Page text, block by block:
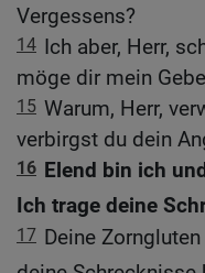
Vergessens?
14 Ich aber, Herr,
möge dir mein
15 Warum, Herr,
verbirgst du dein
16 Elend bin ich
Ich trage deine
17 Deine